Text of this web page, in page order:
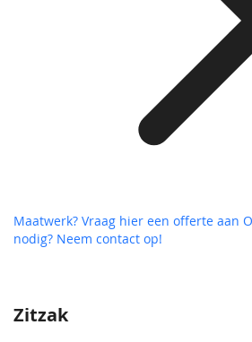
Zitzak
Maatwerk? Vraag hier een offerte aan
nodig? Neem contact op!